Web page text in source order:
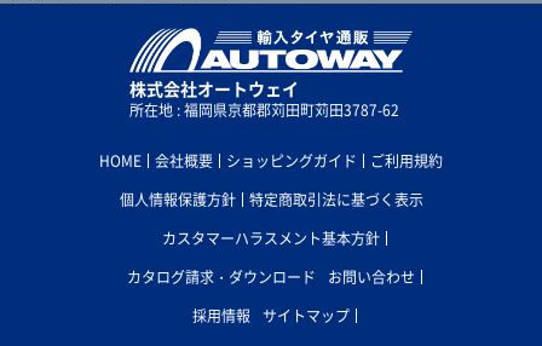
株式会社オートウェイ
所在地 : 福岡県京都郡苅田町苅田3787-62
HOME 会社概要 ショッピングガイド
ご利用規約
個人情報保護方針
特定商取引法に基づく表示
カスタマーハラスメント基本方針
カタログ請求・ダウンロード
お問い合わせ
採用情報
サイトマップ